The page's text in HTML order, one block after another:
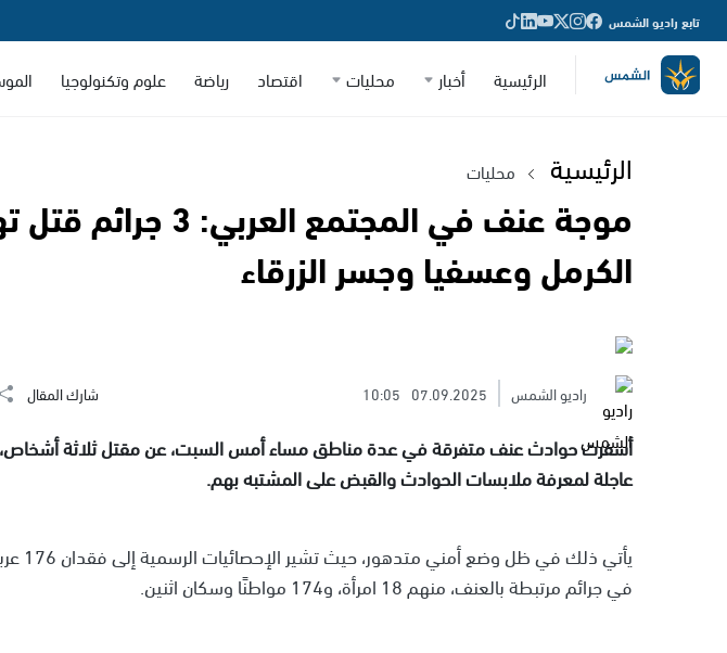
تابع راديو الشمس
الرئيسية أخبار محليات اقتصاد رياضة علوم وتكنولوجيا
الرئيسية محليات
موجة عنف في المجتمع العربي:
الكرمل وعسفيا وجسر الزرقاء
راديو الشمس 07.09.2025
10:05 شارك المقال
أسفرت حوادث عنف متفرقة في عدة مناطق مساء أمس السبت، عن مقتل ثلاثة
عاجلة لمعرفة ملابسات الحوادث والقبض على المشتبه بهم.
في جرائم مرتبطة بالعنف، منهم 18 امرأة، و174 مواطنًا وسكان اثنين.